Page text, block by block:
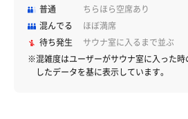
普通
ちらほら空席あり
混んでる
ほぼ満席
待ち発生
サウナ室に入るまで並ぶ
※混雑度はユーザーがサウナ室に入った時
したデータを基に表示しています。